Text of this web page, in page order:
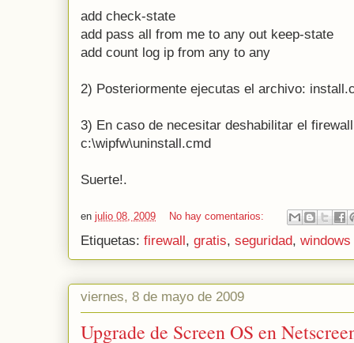
add check-state
add pass all from me to any out keep-state
add count log ip from any to any
2) Posteriormente ejecutas el archivo:
3) En caso de necesitar deshabilitar el
c:\wipfw\uninstall.cmd
Suerte!.
en julio 08, 2009 No hay comentarios:
Etiquetas: firewall, gratis, seguridad, windows
viernes, 8 de mayo de 2009
Upgrade de Screen OS en